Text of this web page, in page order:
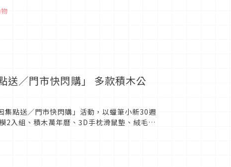
送／門市快閃購」 多款積木公
點送／門市快閃購」活動，以蠟筆小新30週
2入組、積木萬年曆、3D手枕滑鼠墊、絨毛兩